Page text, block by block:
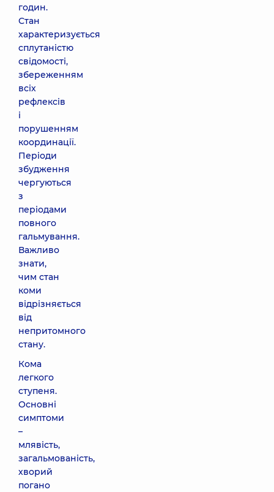
годин.
Стан
характеризується
сплутаністю
свідомості,
збереженням
всіх
рефлексів
і
порушенням
координації.
Періоди
збудження
чергуються
з
періодами
повного
гальмування.
Важливо
знати,
чим стан
коми
відрізняється
від
непритомного
стану.
Кома
легкого
ступеня.
Основні
симптоми
–
млявість,
загальмованість,
хворий
погано